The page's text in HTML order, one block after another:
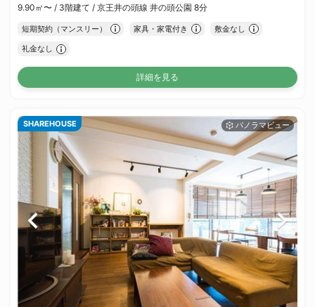
9.90㎡〜 / 3階建て / 京王井の頭線 井の頭公園 8分
短期契約（マンスリー） 家具・家電付き 敷金なし
礼金なし
詳細を見る
SHAREHOUSE